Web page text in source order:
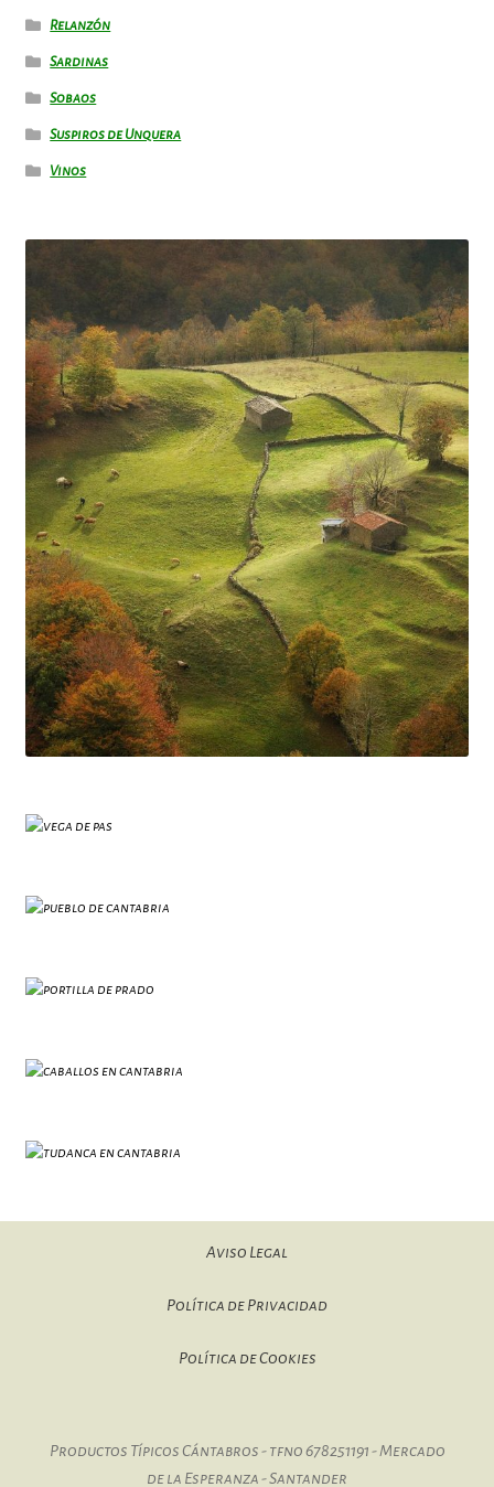
Relanzón
Sardinas
Sobaos
Suspiros de Unquera
Vinos
Aviso Legal
Política de Privacidad
Política de Cookies
Productos Típicos Cántabros - tfno 678251191 - Mercado
de la Esperanza - Santander